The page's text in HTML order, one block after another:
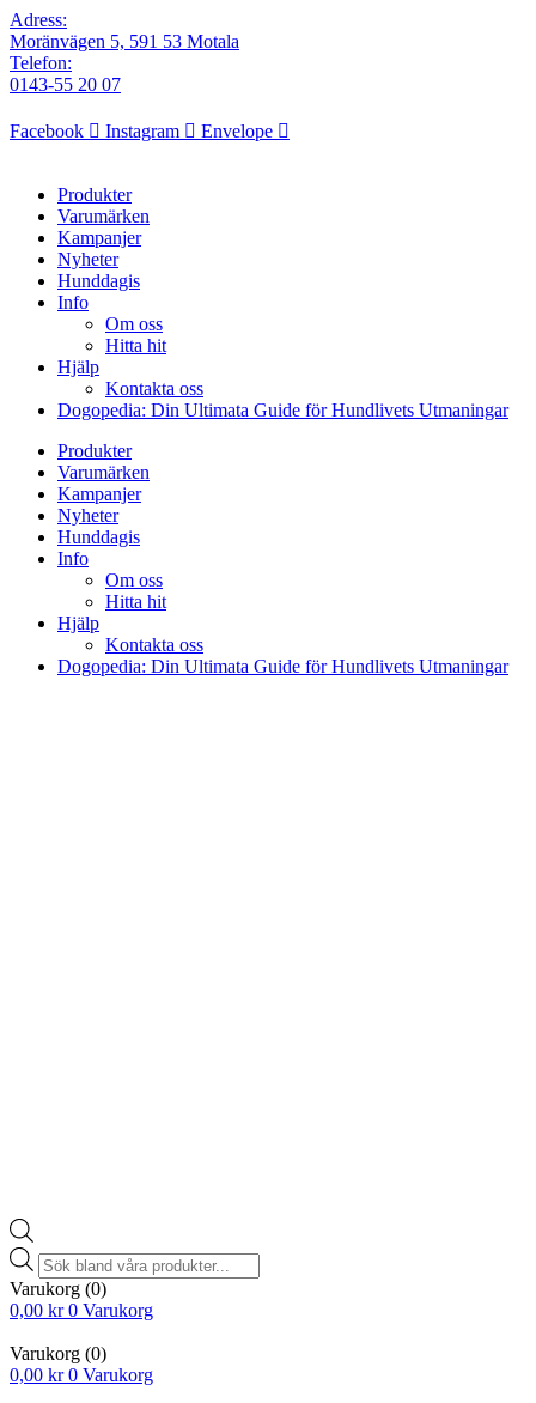
Adress:
Moränvägen 5, 591 53 Motala
Telefon:
0143-55 20 07
Facebook Instagram Envelope
Produkter
Varumärken
Kampanjer
Nyheter
Hunddagis
Info
Om oss
Hitta hit
Hjälp
Kontakta oss
Dogopedia: Din Ultimata Guide för Hundlivets Utmaningar
Produkter
Varumärken
Kampanjer
Nyheter
Hunddagis
Info
Om oss
Hitta hit
Hjälp
Kontakta oss
Dogopedia: Din Ultimata Guide för Hundlivets Utmaningar
Products
search
Varukorg (0)
0,00 kr 0 Varukorg
Varukorg (0)
0,00 kr 0 Varukorg